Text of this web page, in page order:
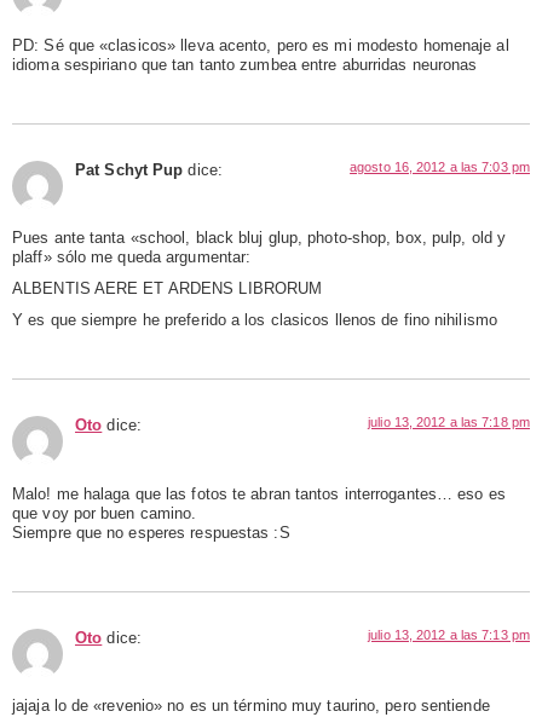
PD: Sé que «clasicos» lleva acento, pero es mi modesto homenaje al
idioma sespiriano que tan tanto zumbea entre aburridas neuronas
Pat Schyt Pup dice: agosto 16, 2012 a las 7:03 pm
Pues ante tanta «school, black bluj glup, photo-shop, box, pulp, old y
plaff» sólo me queda argumentar:
ALBENTIS AERE ET ARDENS LIBRORUM
Y es que siempre he preferido a los clasicos llenos de fino nihilismo
Oto dice: julio 13, 2012 a las 7:18 pm
Malo! me halaga que las fotos te abran tantos interrogantes… eso es
que voy por buen camino.
Siempre que no esperes respuestas :S
Oto dice: julio 13, 2012 a las 7:13 pm
jajaja lo de «revenio» no es un término muy taurino, pero sentiende